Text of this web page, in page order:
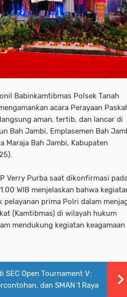
Babinkamtibmas Polsek Tanah
acara Perayaan
aman, tertib, dan lancar di
Bah Jambi, Emplasemen Bah
Maraja Bah Jambi, Kabupaten
Verry Purba saat dikonfirmasi
WIB menjelaskan bahwa
prima Polri dalam
(Kamtibmas) di wilayah hukum
mendukung kegiatan keagamaan
SEC Open Tournament V:
dan SMAN 1 Raya